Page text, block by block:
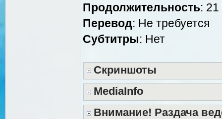
Продолжительность:
Перевод: Не требуется
Cубтитры: Нет
Скриншоты
MediaInfo
Внимание! Раздача